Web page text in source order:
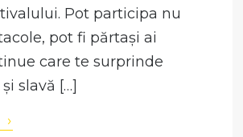
Pot participa nu
pot fi părtași ai
care te surprinde
slavă […]
›